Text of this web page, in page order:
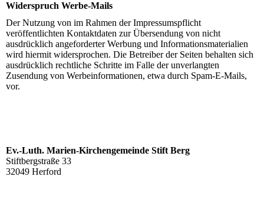
Widerspruch Werbe-Mails
Der Nutzung von im Rahmen der Impressumspflicht
veröffentlichten Kontaktdaten zur Übersendung von nicht
ausdrücklich angeforderter Werbung und Informationsmaterialien
wird hiermit widersprochen. Die Betreiber der Seiten behalten sich
ausdrücklich rechtliche Schritte im Falle der unverlangten
Zusendung von Werbeinformationen, etwa durch Spam-E-Mails,
vor.
Ev.-Luth. Marien-Kirchengemeinde Stift Berg
Stiftbergstraße 33
32049 Herford